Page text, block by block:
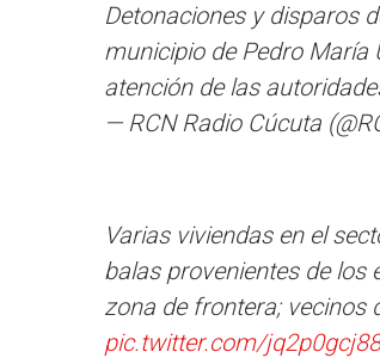
Detonaciones y disparos
municipio de Pedro María
atención de las
— RCN Radio Cúcuta
Varias viviendas en el
balas provenientes de los
zona de frontera; vecinos
pic.twitter.com/jq2p0gcj88